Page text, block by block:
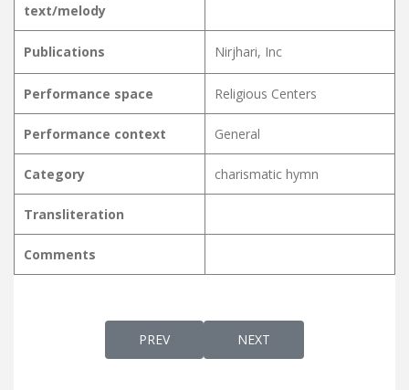
text/melody
Publications Nirjhari, Inc
Performance space Religious Centers
Performance context General
Category charismatic hymn
Transliteration
Comments
PREVIOUS ARTICLE: KARTHAAVE
PREV NEXT ARTICLE:
NEXT